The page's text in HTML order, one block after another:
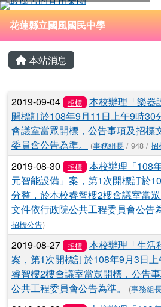
跳至主內容區
花蓮縣立國風國民中
導覽列
花蓮縣立國風國民中學
主內容區域
本站消息
文章列表
2019-09-04 招標
本校辦理「樂器
開標訂於108年9月11日上午9時30
會議室當眾開標，公告事項及招標
委員會公告為準。
(事務組長 / 948 / 招
2019-08-30 招標
本校辦理「108
元智能設備」案，第1次開標訂於
分整，於本校睿智樓2樓會議室當
文件依行政院公共工程委員會公告
招標公告)
2019-08-27 招標
本校辦理「生活
案，第1次開標訂於108年9月3日
睿智樓2樓會議室當眾開標，公告
公共工程委員會公告為準。
(事務組
頁尾區域